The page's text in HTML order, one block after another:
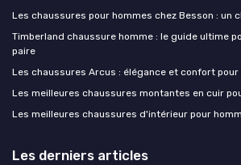
Les chaussures pour hommes chez Besson : un
Timberland chaussure homme : le guide ultime
paire
Les chaussures Arcus : élégance et confort pour
Les meilleures chaussures montantes en cuir
Les meilleures chaussures d'intérieur pour
Les derniers articles